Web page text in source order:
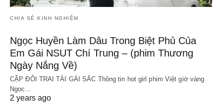
CHIA SẺ KINH NGHIỆM
Ngọc Huyền Làm Dâu Trong Biệt Phủ Của
Em Gái NSUT Chí Trung – (phim Thương
Ngày Nắng Về)
CẶP ĐÔI TRAI TÀI GÁI SẮC Thông tin hot girl phim Việt giờ vàng
Ngọc…
2 years ago